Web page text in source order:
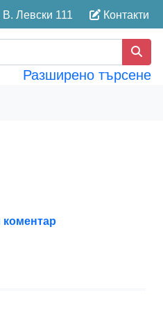
Левски 111 Контакти
Разширено търсене